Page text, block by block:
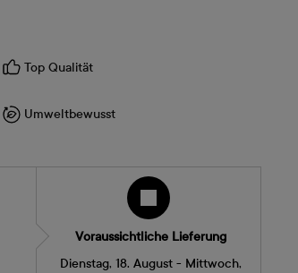
Top Qualität
Umweltbewusst
Voraussichtliche Lieferung
Dienstag, 18. August - Mittwoch,